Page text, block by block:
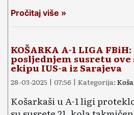
Pročitaj više »
KOŠARKA A-1 LIGA
posljednjem susretu ove
ekipu IUS-a iz Sarajeva
28-03-2025 | 07:56 | Kategorija:
Košarkaši u A-1 ligi